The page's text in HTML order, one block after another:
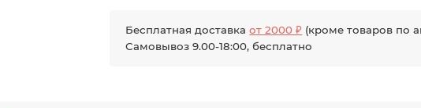
Бесплатная доставкаот 2000 ₽ (кроме товаров по
Самовывоз 9.00-18:00, бесплатно